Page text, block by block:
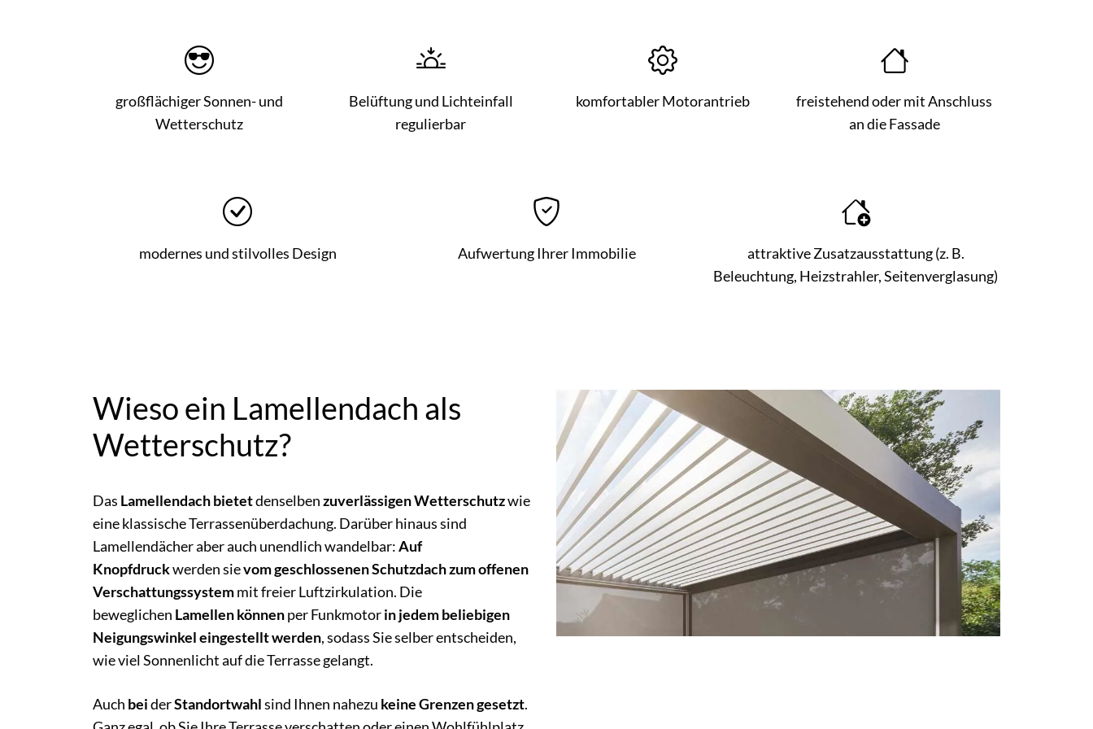
großflächiger Sonnen- und
Wetterschutz
Belüftung und Lichteinfall
regulierbar
komfortabler Motorantrieb
freistehend oder mit Anschluss
an die Fassade
modernes und stilvolles Design Aufwertung Ihrer Immobilie
attraktive Zusatzausstattung (z. B.
Beleuchtung, Heizstrahler, Seitenverglasung)
Wieso ein Lamellendach als
Wetterschutz?
Das Lamellendach bietetdenselbenzuverlässigen Wetterschutzwie
eine klassische Terrassenüberdachung. Darüber hinaus sind
Lamellendächer aber auch unendlich wandelbar:Auf
Knopfdruckwerden sievom geschlossenen Schutzdachzum offenen
Verschattungssystemmit freier Luftzirkulation. Die
beweglichen Lamellen könnenper Funkmotorin jedem beliebigen
Neigungswinkel eingestellt werden, sodass Sie selber entscheiden,
wie viel Sonnenlicht auf die Terrasse gelangt.
Auch beiderStandortwahlsind Ihnen nahezu keine Grenzen gesetzt.